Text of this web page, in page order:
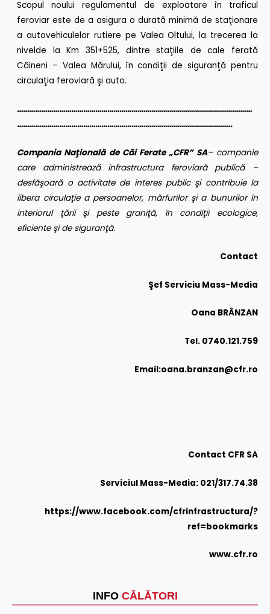
INFO CĂLĂTORI
Scopul noului regulamentul de exploatare în traficul
feroviar este de a asigura o durată minimă de staţionare
a autovehiculelor rutiere pe Valea Oltului, la trecerea la
nivelde la Km 351+525, dintre staţiile de cale ferată
Câineni – Valea Mărului, în condiţii de siguranţă pentru
circulaţia feroviară şi auto.
………………………………………………………………………………………………………
……………………………………………………………………………………………..
Compania Naţională de Căi Ferate „CFR” SA– companie
care administrează infrastructura feroviară publică –
desfăşoară o activitate de interes public şi contribuie la
libera circulaţie a persoanelor, mărfurilor şi a bunurilor în
interiorul ţării şi peste graniţă, în condiţii ecologice,
eficiente şi de siguranţă.
Contact
Şef Serviciu Mass-Media
Oana BRÂNZAN
Tel. 0740.121.759
Email:oana.branzan@cfr.ro
Contact CFR SA
Serviciul Mass-Media: 021/317.74.38
https://www.facebook.com/cfrinfrastructura/?
ref=bookmarks
www.cfr.ro